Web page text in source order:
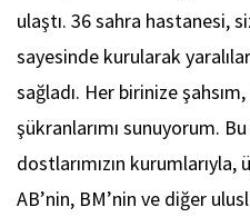
ulaştı. 36 sahra hastanesi,
sayesinde kurularak
sağladı. Her birinize
şükranlarımı sunuyorum.
dostlarımızın
AB’nin, BM’nin ve diğer